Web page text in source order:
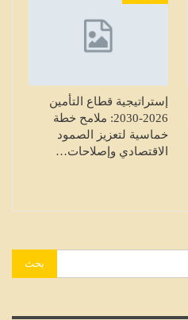
إستراتيجية قطاع التأمين
2026-2030: ملامح خطة
خماسية لتعزيز الصمود
الاقتصادي وإصلاحات…